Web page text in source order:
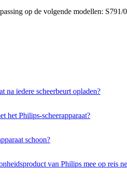
op de volgende modellen: S791/
na iedere scheerbeurt opladen?
het Philips-scheerapparaat?
schoon?
van Philips mee op reis